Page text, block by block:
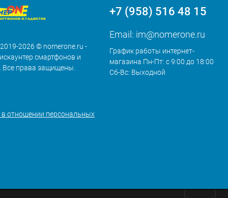
2026 © nomerone.ru -
смартфонов и
Все права защищены.
в отношении персональных
+7 (958) 516 48 15
Email: im@nomerone.ru
График работы интернет-
магазина Пн-Пт: с 9:00 до 18:00
Сб-Вс: Выходной